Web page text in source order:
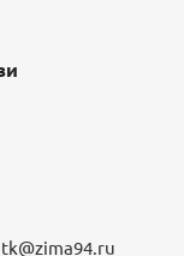
tk@zima94.ru